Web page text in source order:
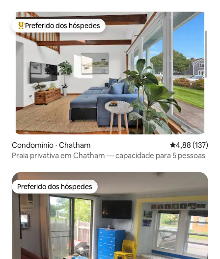
Entre os melhores preferidos dos hóspedes
Preferido dos hóspedes
Condomínio ⋅ Chatham 4,88 de uma
4,88 (137)
Praia privativa em Chatham — capacidade para 5 pessoas
Preferido dos hóspedes
Preferido dos hóspedes